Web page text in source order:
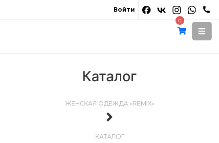
Войти
0
Каталог
ЖЕНСКАЯ ОДЕЖДА «REMIX»
КАТАЛОГ